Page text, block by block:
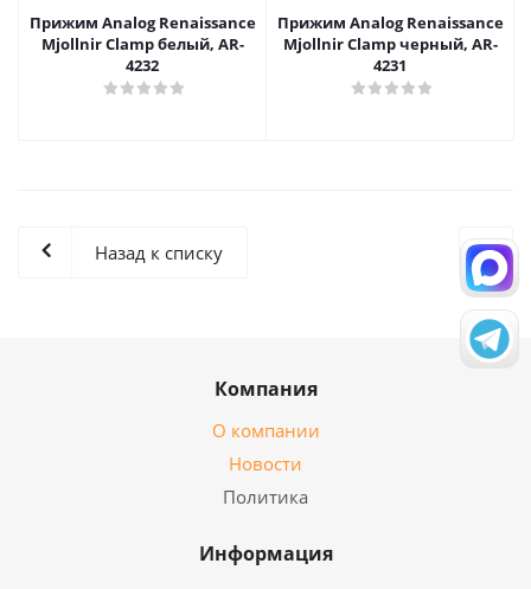
Прижим Analog Renaissance
Mjollnir Clamp белый, AR-
4232
Прижим Analog Renaissance
Mjollnir Clamp черный, AR-
4231
Назад к списку
Компания
О компании
Новости
Политика
Информация